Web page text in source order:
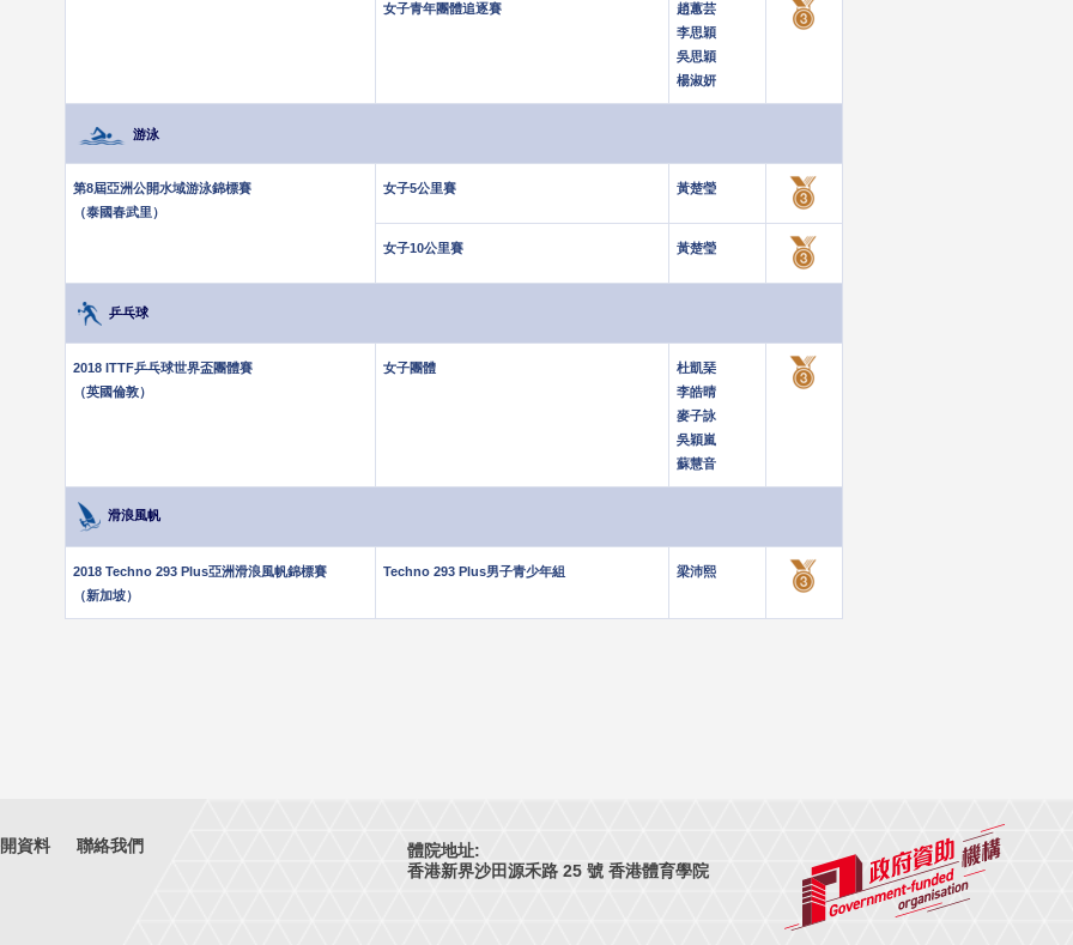
女子青年團體追逐賽
趙蕙芸
李思穎
吳思穎
楊淑妍
游泳
第8屆亞洲公開水域游泳錦標賽
（泰國春武里）
女子5公里賽 黃楚瑩
女子10公里賽 黃楚瑩
乒乓球
2018 ITTF乒乓球世界盃團體賽
（英國倫敦）
女子團體
杜凱琹
李皓晴
麥子詠
吳穎嵐
蘇慧音
滑浪風帆
2018 Techno 293 Plus亞洲滑浪風帆錦標賽
（新加坡）
Techno 293 Plus男子青少年組 梁沛熙
體院地址:
香港新界沙田源禾路 25 號 香港體育學院
資料 聯絡我們